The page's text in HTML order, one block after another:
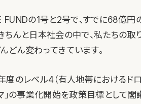
FUNDの1号と2号で、すでに68億
ちんと日本社会の中で、私たちの
どん変わってきています。
度のレベル4（有人地帯におけるド
の事業化開始を政策目標として閣